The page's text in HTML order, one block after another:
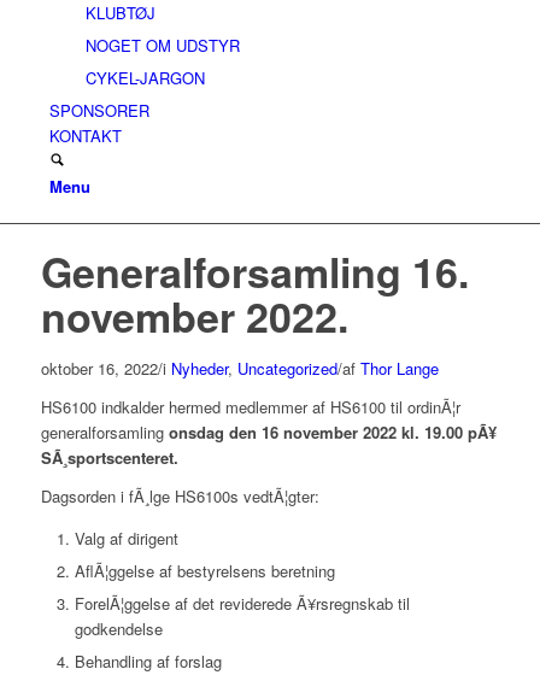
KLUBTØJ
NOGET OM UDSTYR
CYKEL-JARGON
SPONSORER
KONTAKT
Menu
Generalforsamling 16.
november 2022.
oktober 16, 2022/i Nyheder, Uncategorized/af Thor Lange
HS6100 indkalder hermed medlemmer af HS6100 til ordinÃ¦r
generalforsamling onsdag den 16 november 2022 kl. 19.00 pÃ¥
SÃ¸sportscenteret.
Dagsorden i fÃ¸lge HS6100s vedtÃ¦gter:
Valg af dirigent
AflÃ¦ggelse af bestyrelsens beretning
ForelÃ¦ggelse af det reviderede Ã¥rsregnskab til
godkendelse
Behandling af forslag